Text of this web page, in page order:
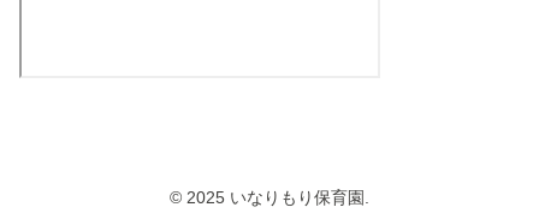
© 2025 いなりもり保育園.